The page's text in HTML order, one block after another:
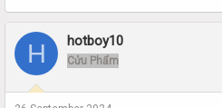
H hotboy10
Cửu Phẩm